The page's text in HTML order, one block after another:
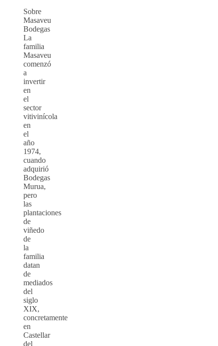
Sobre
Masaveu
Bodegas
La
familia
Masaveu
comenzó
a
invertir
en
el
sector
vitivinícola
en
el
año
1974,
cuando
adquirió
Bodegas
Murua,
pero
las
plantaciones
de
viñedo
de
la
familia
datan
de
mediados
del
siglo
XIX,
concretamente
en
Castellar
del